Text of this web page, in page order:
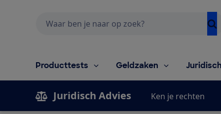
Producttests Geldzaken
Juridisch Advies Ken je rechten